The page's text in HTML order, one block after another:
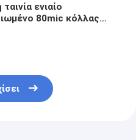
ενιαίο
80mic κόλλας